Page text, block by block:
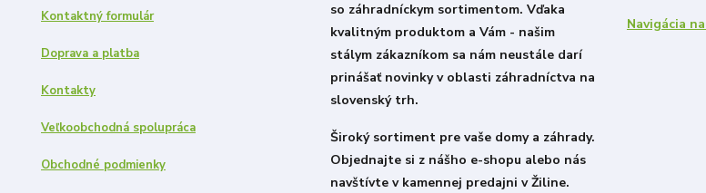
Kontaktný formulár
Doprava a platba
Kontakty
Veľkoobchodná spolupráca
Obchodné podmienky
so záhradníckym sortimentom. Vďaka
kvalitným produktom a Vám - našim
stálym zákazníkom sa nám neustále darí
prinášať novinky v oblasti záhradníctva na
slovenský trh.
Široký sortiment pre vaše domy a záhrady.
Objednajte si z nášho e-shopu alebo nás
navštívte v kamennej predajni v Žiline.
Navigácia